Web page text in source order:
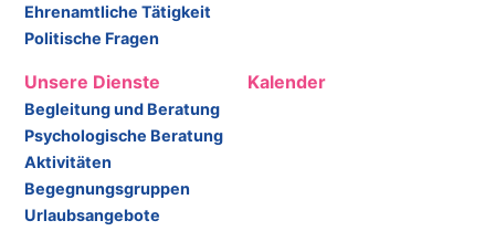
Ehrenamtliche Tätigkeit
Politische Fragen
Unsere Dienste
Begleitung und Beratung
Psychologische Beratung
Aktivitäten
Begegnungsgruppen
Urlaubsangebote
Kalender